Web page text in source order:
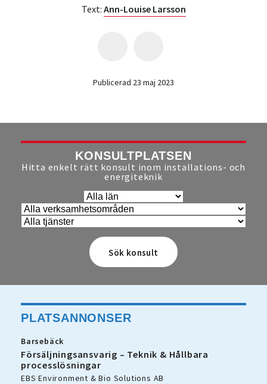
Text: Ann-Louise Larsson
Publicerad 23 maj 2023
KONSULTPLATSEN
Hitta enkelt rätt konsult inom installations- och
energiteknik
PLATSANNONSER
Barsebäck
Försäljningsansvarig – Teknik & Hållbara
processlösningar
EBS Environment & Bio Solutions AB